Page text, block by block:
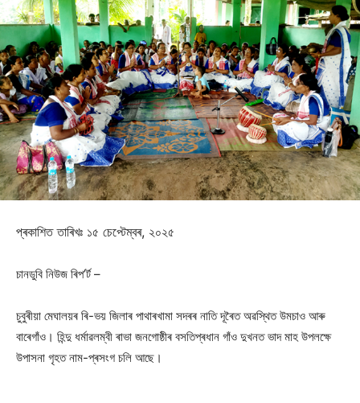
প্ৰকাশিত তাৰিখঃ ১৫ চেপ্টেম্বৰ, ২০২৫
চানডুবি নিউজ ৰিপ’ৰ্ট –
চুবুৰীয়া মেঘালয়ৰ ৰি-ভয় জিলাৰ পাথাৰখামা সদৰৰ নাতি দূৰৈত অৱস্থিত উমচাও আৰু
বাৰেগাঁও। হিন্দু ধৰ্মাৱলম্বী ৰাভা জনগোষ্ঠীৰ বসতিপ্ৰধান গাঁও দুখনত ভাদ মাহ উপলক্ষে
উপাসনা গৃহত নাম-প্ৰসংগ চলি আছে।